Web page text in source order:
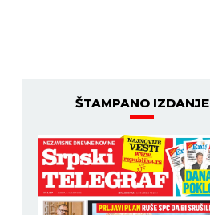
ŠTAMPANO IZDANJE